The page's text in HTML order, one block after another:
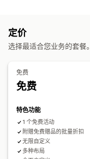
您可以设置的定价
百分比折扣
自定义定价
产品捆绑
定价
选择最适合您业务的套餐。
免费
免费
特色功能
1 个免费活动
附赠免费赠品的批量折扣
无限自定义
多种布局